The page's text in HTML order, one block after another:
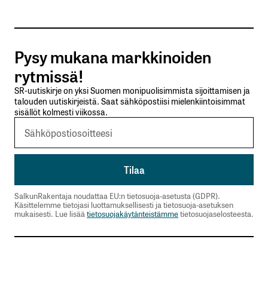
Tilaa SalkunRakentajan uutiskirje
Lähetä kommentti
Pysy mukana markkinoiden
rytmissä!
SR-uutiskirje on yksi Suomen monipuolisimmista sijoittamisen ja
talouden uutiskirjeistä. Saat sähköpostiisi mielenkiintoisimmat
sisällöt kolmesti viikossa.
SalkunRakentaja noudattaa EU:n tietosuoja-asetusta (GDPR).
Käsittelemme tietojasi luottamuksellisesti ja tietosuoja-asetuksen
mukaisesti. Lue lisäätietosuojakäytänteistämmetietosuojaselosteesta.